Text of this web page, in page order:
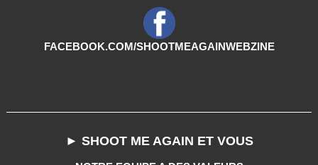
FACEBOOK.COM/SHOOTMEAGAINWEBZINE
► SHOOT ME AGAIN ET VOUS